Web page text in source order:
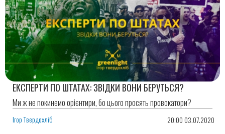
ЕКСПЕРТИ ПО ШТАТАХ: ЗВІДКИ ВОНИ БЕРУТЬСЯ?
Ми ж не покинемо орієнтири, бо цього просять провокатори?
Ігор Твердохліб 20:00 03.07.2020